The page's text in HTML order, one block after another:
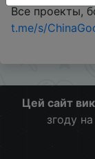
Все проекты,
t.me/s/
Цей сайт
згоду